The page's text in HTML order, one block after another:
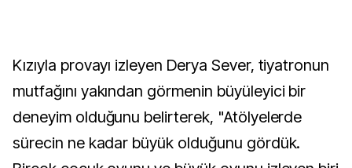
Kızıyla provayı izleyen Derya Sever, tiyatronun
mutfağını yakından görmenin büyüleyici bir
deneyim olduğunu belirterek, "Atölyelerde
sürecin ne kadar büyük olduğunu gördük.